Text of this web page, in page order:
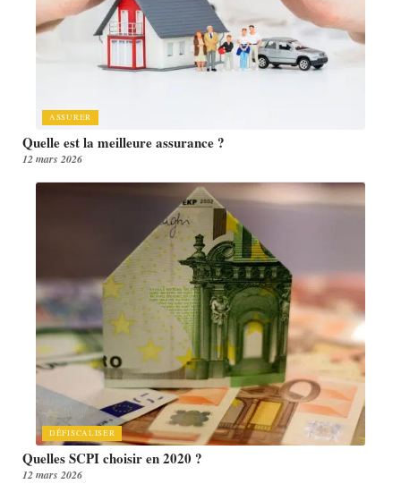
ASSURER
Quelle est la meilleure assurance ?
12 mars 2026
DÉFISCALISER
Quelles SCPI choisir en 2020 ?
12 mars 2026